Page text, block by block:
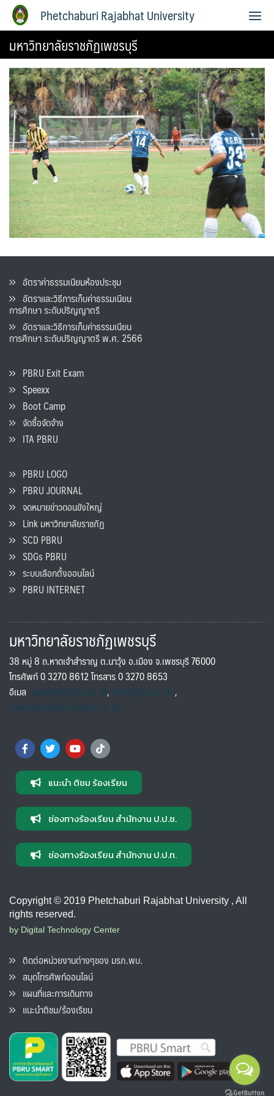
Phetchaburi Rajabhat University
มหาวิทยาลัยราชภัฏเพชรบุรี
อัตราค่าธรรมเนียมห้องประชุม
อัตราและวิธีการเก็บค่าธรรมเนียน
การศึกษา ระดับปริญญาตรี
อัตราและวิธีการเก็บค่าธรรมเนียน
การศึกษา ระดับปริญญาตรี พ.ศ. 2566
PBRU Exit Exam
Speexx
Boot Camp
จัดซื้อจัดจ้าง
ITA PBRU
PBRU LOGO
PBRU JOURNAL
จดหมายข่าวดอนขังใหญ่
Link มหาวิทยาลัยราชภัฏ
SCD PBRU
SDGs PBRU
ระบบเลือกตั้งออนไลน์
PBRU INTERNET
มหาวิทยาลัยราชภัฏเพชรบุรี
38 หมู่ 8 ถ.หาดเจ้าสำราญ ต.นาวุ้ง อ.เมือง จ.เพชรบุรี 76000
โทรศัพท์ 0 3270 8612 โทรสาร 0 3270 8653
อีเมล saraban@pbru.ac.th, info@pbru.ac.th,
international@mail.pbru.ac.th
แนะนำ ติชม ร้องเรียน
ช่องทางร้องเรียน สำนักงาน ป.ป.ช.
ช่องทางร้องเรียน สำนักงาน ป.ป.ท.
Copyright © 2019 Phetchaburi Rajabhat University , All
rights reserved.
by Digital Technology Center
ติดต่อหน่วยงานต่างๆของ มรภ.พบ.
สมุดโทรศัพท์ออนไลน์
แผนที่และการเดินทาง
แนะนำติชม/ร้องเรียน